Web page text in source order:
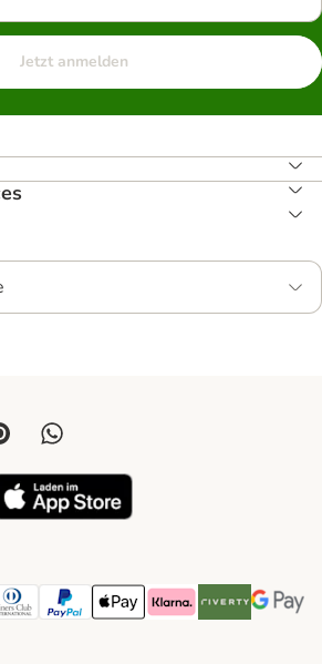
Jetzt anmelden
MethodPayment Method
Club Payment Method
PayPal Payment Method
Apple Pay Payment Method
Klarna Payment Method
Riverty Payment
Google
Method